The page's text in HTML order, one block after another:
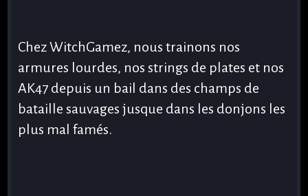
Chez WitchGamez, nous trainons nos
armures lourdes, nos strings de plates et nos
AK47 depuis un bail dans des champs de
bataille sauvages jusque dans les donjons les
plus mal famés.